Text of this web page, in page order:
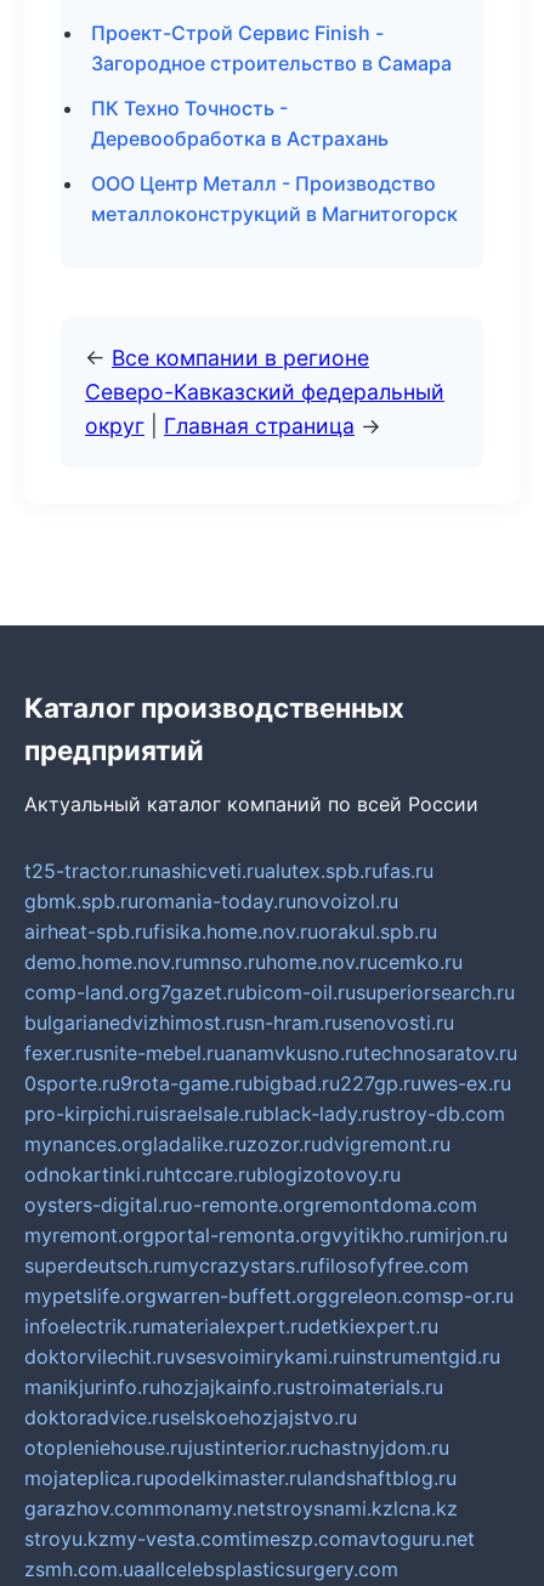
Проект-Строй Сервис Finish -
Загородное строительство в Самара
ПК Техно Точность -
Деревообработка в Астрахань
ООО Центр Металл - Производство
металлоконструкций в Магнитогорск
← Все компании в регионе
Северо-Кавказский федеральный
округ
Главная страница →
Каталог производственных
предприятий
Актуальный каталог компаний по всей России
t25-tractor.runashicveti.rualutex.spb.rufas.ru
gbmk.spb.ruromania-today.runovoizol.ru
airheat-spb.rufisika.home.nov.ruorakul.spb.ru
demo.home.nov.rumnso.ruhome.nov.rucemko.ru
comp-land.org7gazet.rubicom-oil.rusuperiorsearch.ru
bulgarianedvizhimost.rusn-hram.rusenovosti.ru
fexer.rusnite-mebel.ruanamvkusno.rutechnosaratov.ru
0sporte.ru9rota-game.rubigbad.ru227gp.ruwes-ex.ru
pro-kirpichi.ruisraelsale.rublack-lady.rustroy-db.com
mynances.orgladalike.ruzozor.rudvigremont.ru
odnokartinki.ruhtccare.rublogizotovoy.ru
oysters-digital.ruo-remonte.orgremontdoma.com
myremont.orgportal-remonta.orgvyitikho.rumirjon.ru
superdeutsch.rumycrazystars.rufilosofyfree.com
mypetslife.orgwarren-buffett.orggreleon.comsp-or.ru
infoelectrik.rumaterialexpert.rudetkiexpert.ru
doktorvilechit.ruvsesvoimirykami.ruinstrumentgid.ru
manikjurinfo.ruhozjajkainfo.rustroimaterials.ru
doktoradvice.ruselskoehozjajstvo.ru
otopleniehouse.rujustinterior.ruchastnyjdom.ru
mojateplica.rupodelkimaster.rulandshaftblog.ru
garazhov.commonamy.netstroysnami.kzlcna.kz
stroyu.kzmy-vesta.comtimeszp.comavtoguru.net
zsmh.com.uaallcelebsplasticsurgery.com